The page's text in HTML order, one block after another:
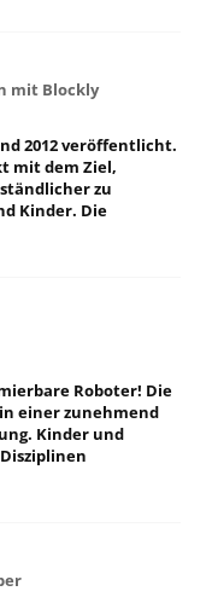
mit Blockly
2012 veröffentlicht.
mit dem Ziel,
zu
Kinder. Die
Roboter! Die
einer zunehmend
Kinder und